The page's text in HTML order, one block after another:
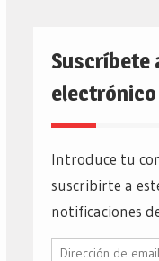
Suscríbete
electrónico
Introduce tu
suscribirte a
notificaciones
Dirección